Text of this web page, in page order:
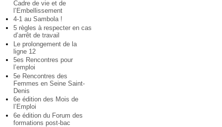
Cadre de vie et de
l’Embellissement
4-1 au Sambola !
5 règles à respecter en cas
d’arrêt de travail
Le prolongement de la
ligne 12
5es Rencontres pour
l’emploi
5e Rencontres des
Femmes en Seine Saint-
Denis
6e édition des Mois de
l’Emploi
6e édition du Forum des
formations post-bac